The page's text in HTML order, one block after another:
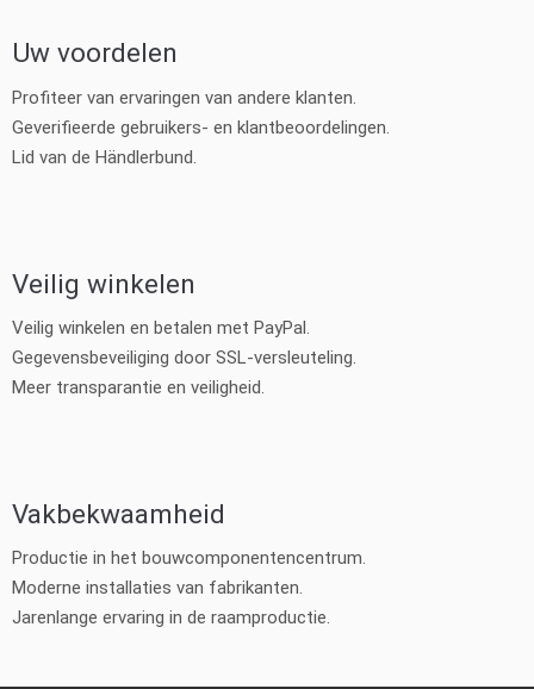
Uw voordelen
Profiteer van ervaringen van andere klanten.
Geverifieerde gebruikers- en klantbeoordelingen.
Lid van de Händlerbund.
Veilig winkelen
Veilig winkelen en betalen met PayPal.
Gegevensbeveiliging door SSL-versleuteling.
Meer transparantie en veiligheid.
Vakbekwaamheid
Productie in het bouwcomponentencentrum.
Moderne installaties van fabrikanten.
Jarenlange ervaring in de raamproductie.